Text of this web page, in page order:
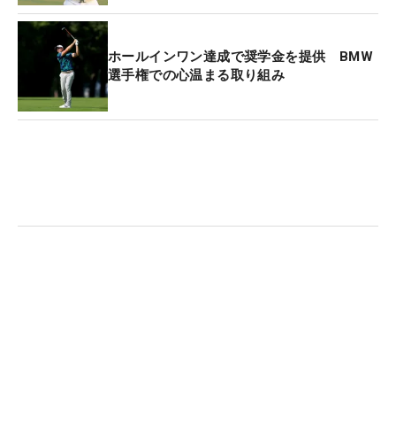
ホールインワン達成で奨学金を提供 BMW
選手権での心温まる取り組み